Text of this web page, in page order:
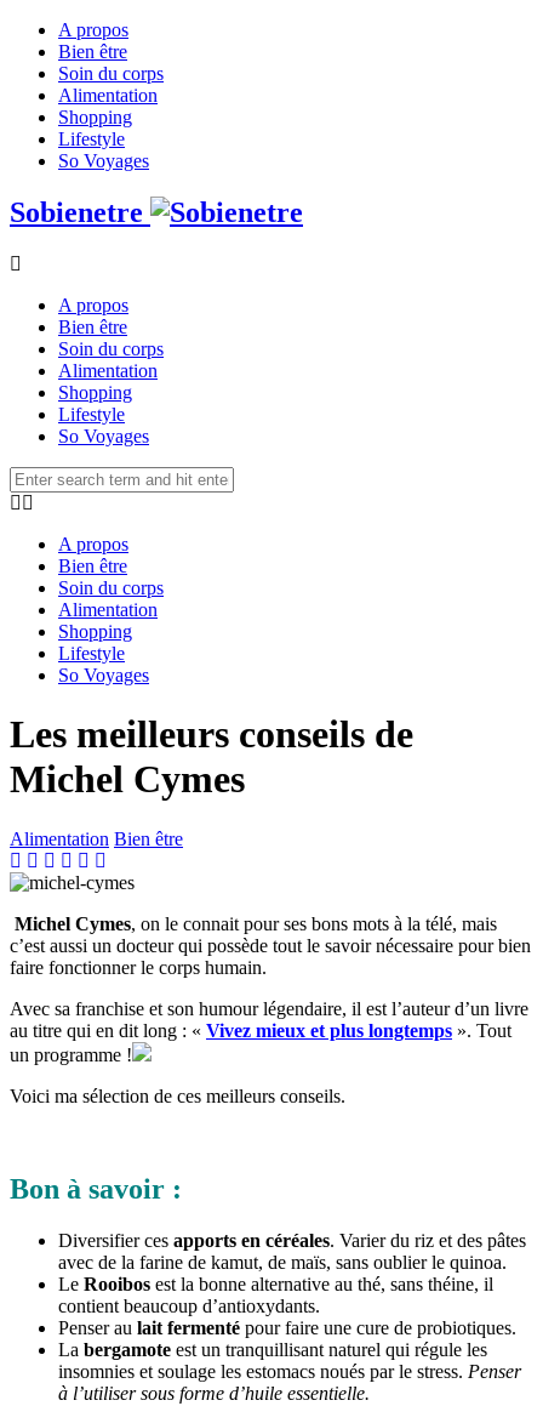
A propos
Bien être
Soin du corps
Alimentation
Shopping
Lifestyle
So Voyages
Sobienetre
A propos
Bien être
Soin du corps
Alimentation
Shopping
Lifestyle
So Voyages
A propos
Bien être
Soin du corps
Alimentation
Shopping
Lifestyle
So Voyages
Les meilleurs conseils de
Michel Cymes
Alimentation Bien être
Michel Cymes, on le connait pour ses bons mots à la télé, mais
c’est aussi un docteur qui possède tout le savoir nécessaire pour bien
faire fonctionner le corps humain.
Avec sa franchise et son humour légendaire, il est l’auteur d’un livre
au titre qui en dit long : « Vivez mieux et plus longtemps ». Tout
un programme !
Voici ma sélection de ces meilleurs conseils.
Bon à savoir :
Diversifier ces apports en céréales. Varier du riz et des pâtes
avec de la farine de kamut, de maïs, sans oublier le quinoa.
Le Rooibos est la bonne alternative au thé, sans théine, il
contient beaucoup d’antioxydants.
Penser au lait fermenté pour faire une cure de probiotiques.
La bergamote est un tranquillisant naturel qui régule les
insomnies et soulage les estomacs noués par le stress. Penser
à l’utiliser sous forme d’huile essentielle.